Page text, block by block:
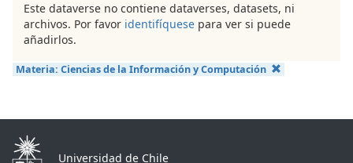
Este dataverse no contiene dataverses, datasets, ni
archivos. Por favor identifíquese para ver si puede
añadirlos.
Materia: Ciencias de la Información y Computación
Universidad de Chile